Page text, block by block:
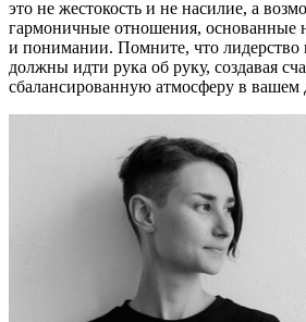
это не жестокость и не насилие, а
гармоничные отношения, основанные
и понимании. Помните, что лидерство
должны идти рука об руку, создавая
сбалансированную атмосферу в вашем